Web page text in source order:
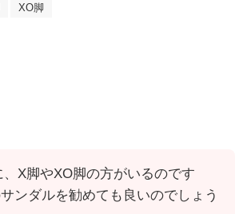
XO脚
、X脚やXO脚の方がいるのです
ンダルを勧めても良いのでしょう